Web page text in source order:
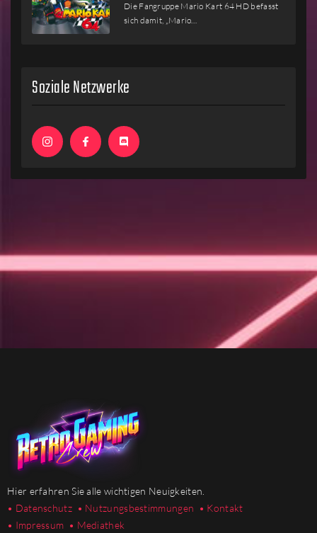
Die Fangruppe Mario Kart 64 HD befasst
sich damit, „Mario…
Soziale Netzwerke
Hier erfahren Sie alle wichtigen Neuigkeiten.
• Datenschutz • Nutzungsbestimmungen • Kontakt
• Impressum • Mediathek